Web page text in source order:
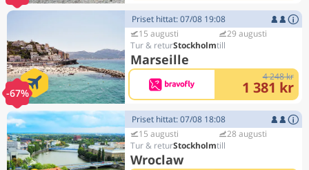
-67%
Priset hittat: 07/08 19:08
15 augusti
Stockholm
Marseille
29 augusti
4 248 kr
1 381 kr
Priset hittat: 07/08 18:08
15 augusti
Stockholm
Wroclaw
28 augusti